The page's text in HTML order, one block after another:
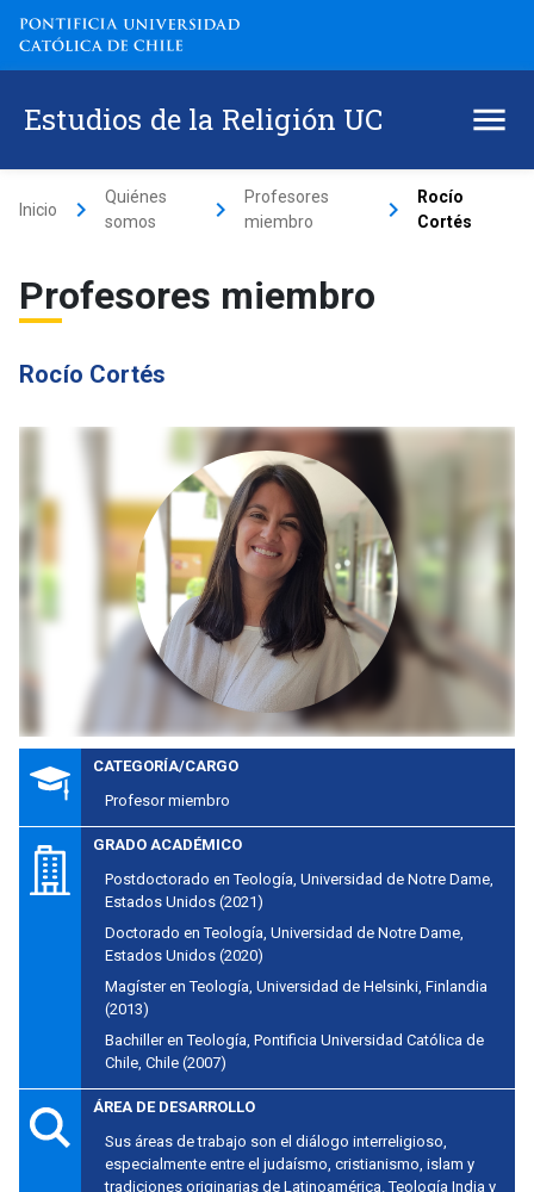
Estudios de la Religión UC
Inicio keyboard_arrow_right
Quiénes
somos
keyboard_arrow_right
Profesores
miembro
keyboard_arrow_right
Rocío
Cortés
Profesores miembro
Rocío Cortés
CATEGORÍA/CARGO
Profesor miembro
GRADO ACADÉMICO
Postdoctorado en Teología, Universidad de Notre Dame,
Estados Unidos (2021)
Doctorado en Teología, Universidad de Notre Dame,
Estados Unidos (2020)
Magíster en Teología, Universidad de Helsinki, Finlandia
(2013)
Bachiller en Teología, Pontificia Universidad Católica de
Chile, Chile (2007)
ÁREA DE DESARROLLO
Sus áreas de trabajo son el diálogo interreligioso,
especialmente entre el judaísmo, cristianismo, islam y
tradiciones originarias de Latinoamérica. Teología India y